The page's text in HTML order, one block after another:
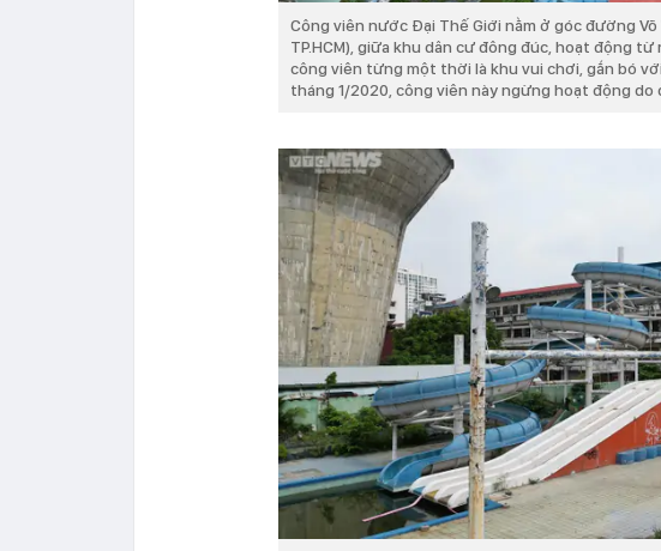
Công viên nước Đại Thế Giới nằm ở góc đường
TP.HCM), giữa khu dân cư đông đúc, hoạt động từ
công viên từng một thời là khu vui chơi, gắn bó
tháng 1/2020, công viên này ngừng hoạt động do